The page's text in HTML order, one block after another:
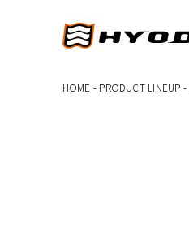
HOME - PRODUCT LINEUP -